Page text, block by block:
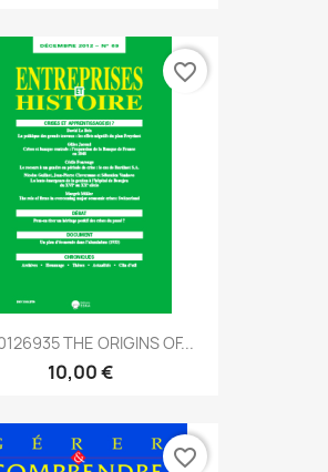
THE ORIGINS OF...
10,00 €
favorite_border
favorite_border